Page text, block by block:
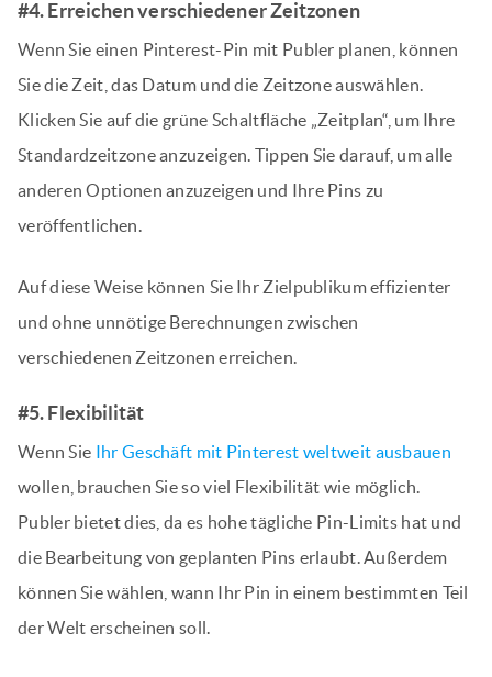
#4. Erreichen verschiedener Zeitzonen
Wenn Sie einen Pinterest-Pin mit Publer planen, können
Sie die Zeit, das Datum und die Zeitzone auswählen.
Klicken Sie auf die grüne Schaltfläche „Zeitplan“, um Ihre
Standardzeitzone anzuzeigen. Tippen Sie darauf, um alle
anderen Optionen anzuzeigen und Ihre Pins zu
veröffentlichen.
Auf diese Weise können Sie Ihr Zielpublikum effizienter
und ohne unnötige Berechnungen zwischen
verschiedenen Zeitzonen erreichen.
#5. Flexibilität
Wenn Sie Ihr Geschäft mit Pinterest weltweit ausbauen
wollen, brauchen Sie so viel Flexibilität wie möglich.
Publer bietet dies, da es hohe tägliche Pin-Limits hat und
die Bearbeitung von geplanten Pins erlaubt. Außerdem
können Sie wählen, wann Ihr Pin in einem bestimmten Teil
der Welt erscheinen soll.